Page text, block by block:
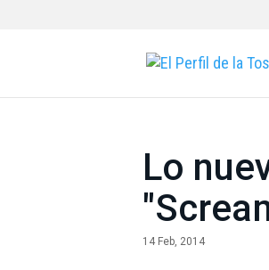
Lo
14 Feb, 2014